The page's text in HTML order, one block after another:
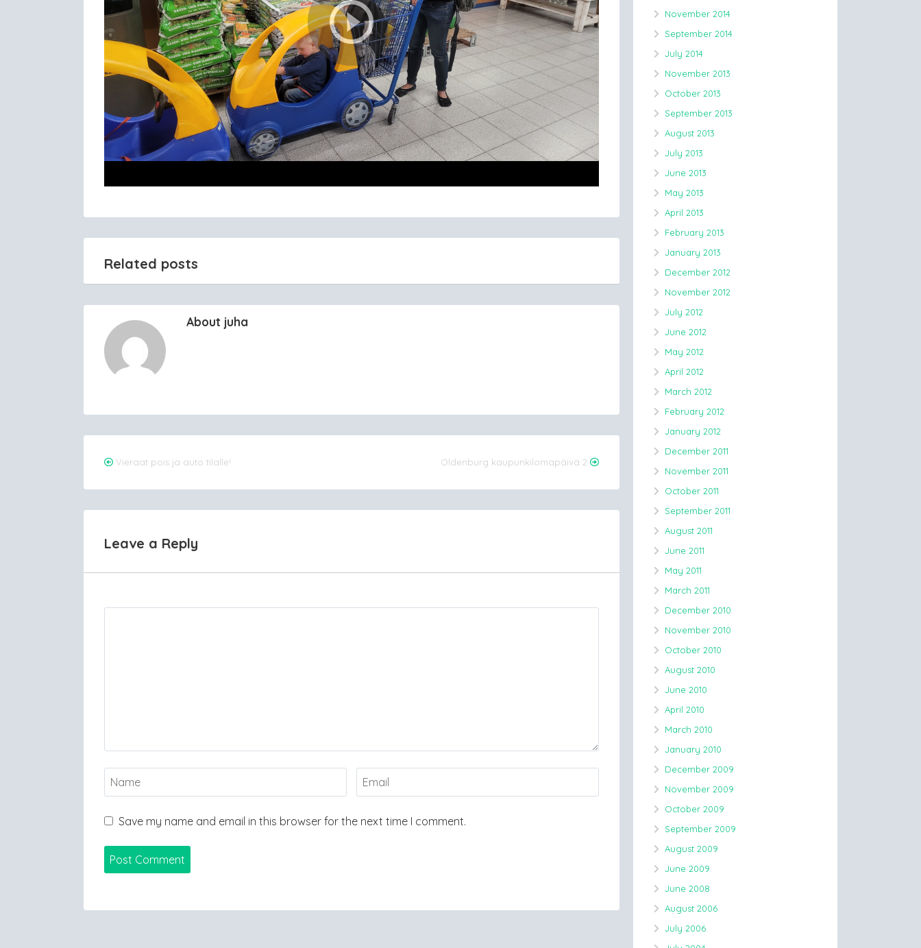
Related posts
About juha
Post
navigation
Vieraat pois ja auto tilalle! Oldenburg kaupunkilomapäivä 2
Leave a Reply
Save my name and email in this browser for the next time I comment.
November 2014
September 2014
July 2014
November 2013
October 2013
September 2013
August 2013
July 2013
June 2013
May 2013
April 2013
February 2013
January 2013
December 2012
November 2012
July 2012
June 2012
May 2012
April 2012
March 2012
February 2012
January 2012
December 2011
November 2011
October 2011
September 2011
August 2011
June 2011
May 2011
March 2011
December 2010
November 2010
October 2010
August 2010
June 2010
April 2010
March 2010
January 2010
December 2009
November 2009
October 2009
September 2009
August 2009
June 2009
June 2008
August 2006
July 2006